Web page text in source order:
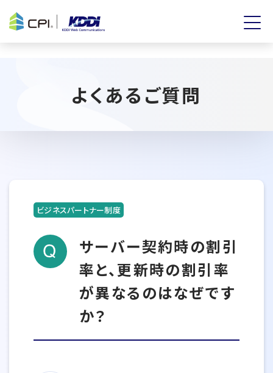
よくあるご質問
ビジネスパートナー制度
サーバー契約時の割引
率と、更新時の割引率
が異なるのはなぜです
か？